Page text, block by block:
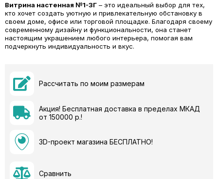
Витрина настенная №1-3Г – это идеальный выбор для тех,
кто хочет создать уютную и привлекательную обстановку в
своем доме, офисе или торговой площадке. Благодаря своему
современному дизайну и функциональности, она станет
настоящим украшением любого интерьера, помогая вам
подчеркнуть индивидуальность и вкус.
Рассчитать по моим размерам
Акция! Бесплатная доставка в пределах МКАД
от 150000 р.!
3D-проект магазина БЕСПЛАТНО!
Сравнить